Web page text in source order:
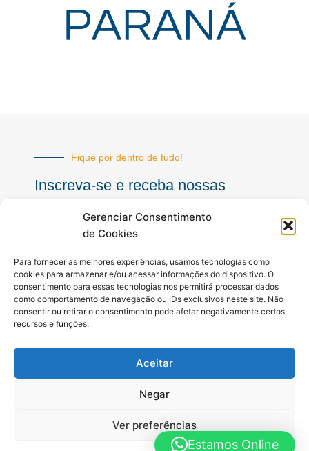
Gerenciar Consentimento
de Cookies
Para fornecer as melhores experiências, usamos tecnologias como
cookies para armazenar e/ou acessar informações do dispositivo. O
consentimento para essas tecnologias nos permitirá processar dados
como comportamento de navegação ou IDs exclusivos neste site. Não
consentir ou retirar o consentimento pode afetar negativamente certos
recursos e funções.
Aceitar
Negar
Ver preferências
Fique por dentro de tudo!
Inscreva-se e receba nossas
mail
INSCREVER
a
o
I
n
s
t
g
r
a
o
b
Todos os direitos reservados. A Hora é Agora Paraná © 2025 -
Estamos Online